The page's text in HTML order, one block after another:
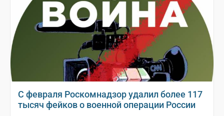
С февраля Роскомнадзор удалил более 117
тысяч фейков о военной операции России